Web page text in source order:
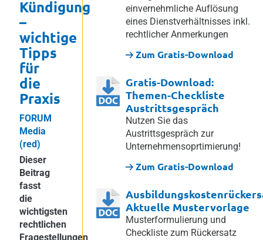
Kündigung
–
wichtige
Tipps
für
die
Praxis
FORUM
Media
(red)
Dieser
Beitrag
fasst
die
wichtigsten
rechtlichen
Fragestellungen
einvernehmliche Auflösung
eines Dienstverhältnisses inkl.
rechtlicher Anmerkungen
Zum Gratis-Download
Gratis-Download:
Themen-Checkliste
Austrittsgespräch
Nutzen Sie das
Austrittsgespräch zur
Unternehmensoprtimierung!
Zum Gratis-Download
Aktuelle Mustervorlage
Musterformulierung und
Checkliste zum Rückersatz